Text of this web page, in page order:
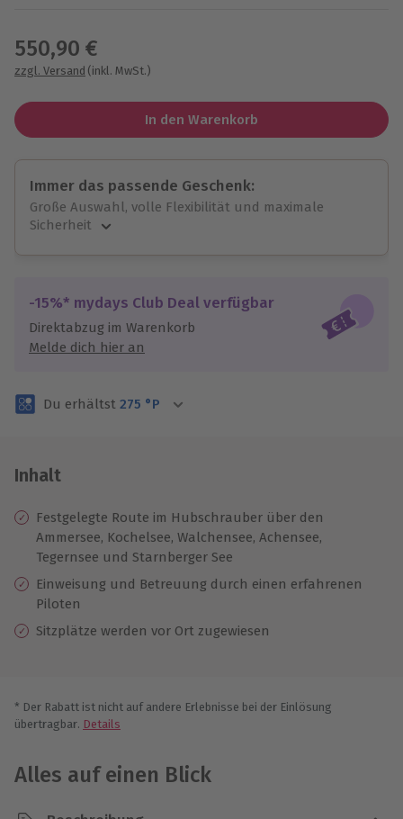
550,90 €
zzgl. Versand (inkl. MwSt.)
In den Warenkorb
Immer das passende Geschenk:
Große Auswahl, volle Flexibilität und maximale
Sicherheit
Jeder Gutschein für alle Erlebnisse einlösbar.
Maximale Sicherheit
3 Jahre gültig & verlängerbar.
-15%* mydays Club Deal verfügbar
Direktabzug im Warenkorb
Melde dich hier an
Du erhältst 275 °P
Inhalt
Festgelegte Route im Hubschrauber über den
Ammersee, Kochelsee, Walchensee, Achensee,
Tegernsee und Starnberger See
Einweisung und Betreuung durch einen erfahrenen
Piloten
Sitzplätze werden vor Ort zugewiesen
* Der Rabatt ist nicht auf andere Erlebnisse bei der Einlösung
übertragbar. Details
Alles auf einen Blick